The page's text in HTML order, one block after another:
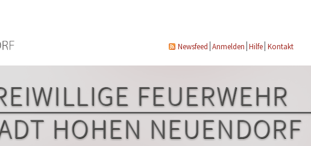
Newsfeed Anmelden Hilfe Kontakt